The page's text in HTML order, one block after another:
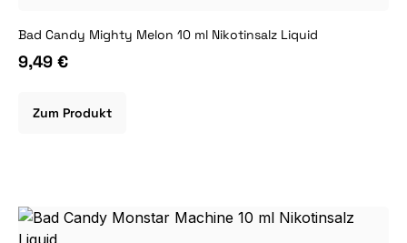
Bad Candy Mighty Melon 10 ml Nikotinsalz Liquid
9,49 €
Zum Produkt